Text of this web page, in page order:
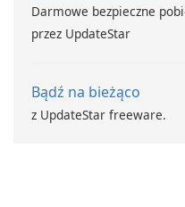
Darmowe bezpieczne
przez UpdateStar
Bądź na bieżąco
z UpdateStar freeware.